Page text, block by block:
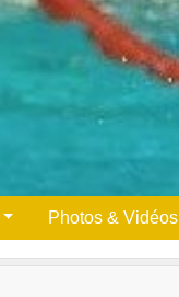
Photos & Vidéos